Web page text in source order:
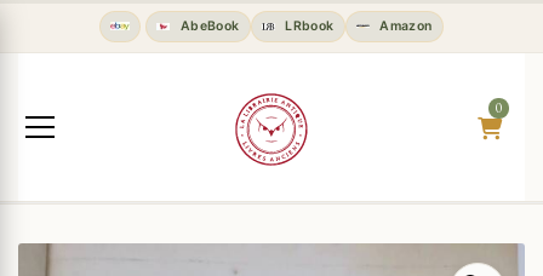
AbeBook LRbook Amazon
0